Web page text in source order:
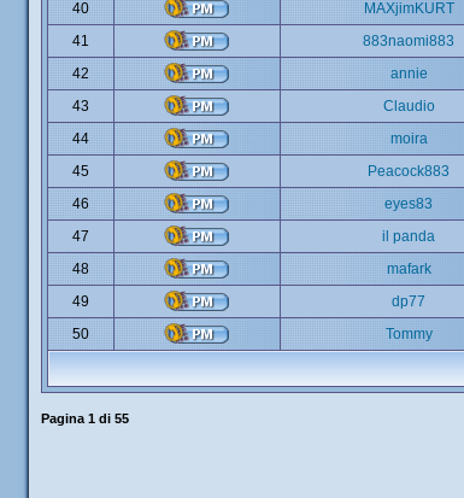
40
MAXjimKURT
41
883naomi883
42
annie
43
Claudio
44
moira
45
Peacock883
46
eyes83
47
il panda
48
mafark
49
dp77
50
Tommy
Pagina 1di 55